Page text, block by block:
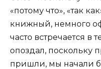
«потому что», «так
книжный, немного
часто встречается в
опоздал, поскольку
пришли, мы начали